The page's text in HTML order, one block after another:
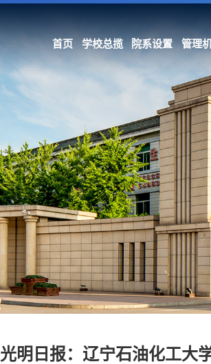
首页 学校总揽 院系设置 管理
光明日报：辽宁石油化工大